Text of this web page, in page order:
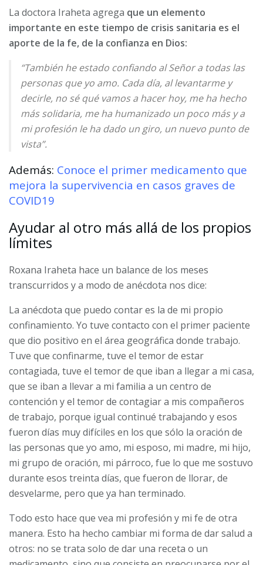
La doctora Iraheta agrega que un elemento
importante en este tiempo de crisis sanitaria es el
aporte de la fe, de la confianza en Dios:
“También he estado confiando al Señor a todas las
personas que yo amo. Cada día, al levantarme y
decirle, no sé qué vamos a hacer hoy, me ha hecho
más solidaria, me ha humanizado un poco más y a
mi profesión le ha dado un giro, un nuevo punto de
vista”.
Además: Conoce el primer medicamento que
mejora la supervivencia en casos graves de
COVID19
Ayudar al otro más allá de los propios
límites
Roxana Iraheta hace un balance de los meses
transcurridos y a modo de anécdota nos dice:
La anécdota que puedo contar es la de mi propio
confinamiento. Yo tuve contacto con el primer paciente
que dio positivo en el área geográfica donde trabajo.
Tuve que confinarme, tuve el temor de estar
contagiada, tuve el temor de que iban a llegar a mi casa,
que se iban a llevar a mi familia a un centro de
contención y el temor de contagiar a mis compañeros
de trabajo, porque igual continué trabajando y esos
fueron días muy difíciles en los que sólo la oración de
las personas que yo amo, mi esposo, mi madre, mi hijo,
mi grupo de oración, mi párroco, fue lo que me sostuvo
durante esos treinta días, que fueron de llorar, de
desvelarme, pero que ya han terminado.
Todo esto hace que vea mi profesión y mi fe de otra
manera. Esto ha hecho cambiar mi forma de dar salud a
otros: no se trata solo de dar una receta o un